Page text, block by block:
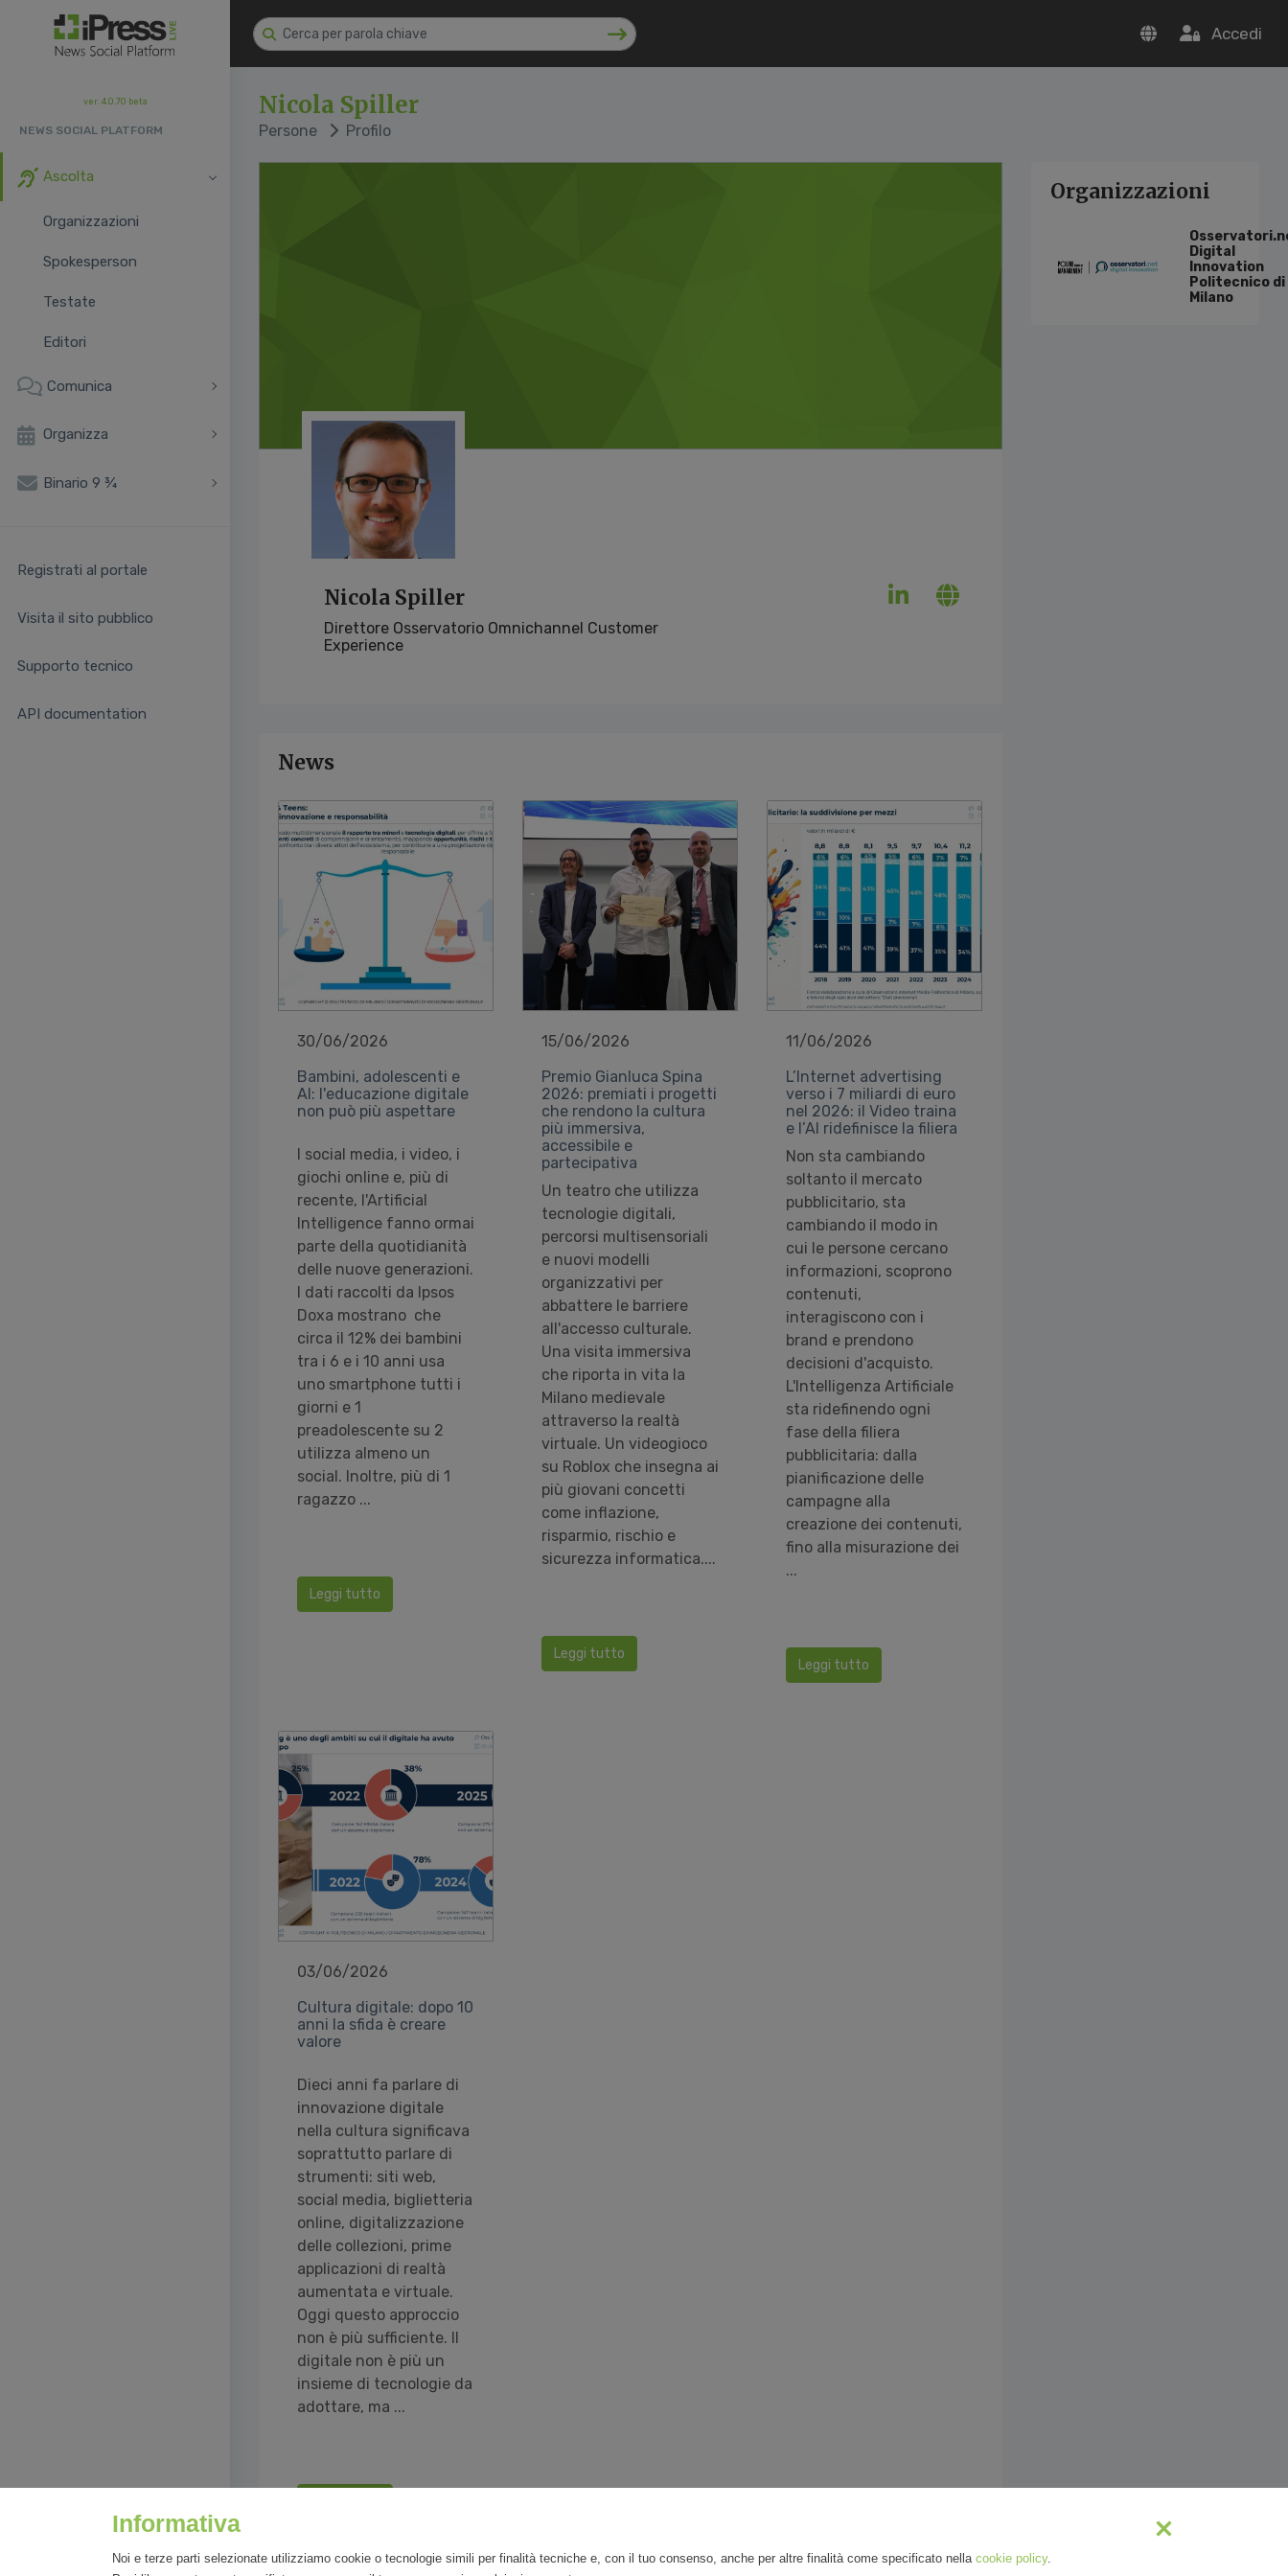
Accedi
ver. 4.0.70 beta
NEWS SOCIAL PLATFORM
Ascolta
Organizzazioni
Spokesperson
Testate
Editori
Comunica
Organizza
Binario 9 ¾
Registrati al portale
Visita il sito pubblico
Supporto tecnico
API documentation
Nicola Spiller
Persone Profilo
Nicola Spiller
Direttore Osservatorio Omnichannel Customer
Experience
News
30/06/2026
Bambini, adolescenti e
AI: l'educazione digitale
non può più aspettare
I social media, i video, i
giochi online e, più di
recente, l'Artificial
Intelligence fanno ormai
parte della quotidianità
delle nuove generazioni.
I dati raccolti da Ipsos
Doxa mostrano che
circa il 12% dei bambini
tra i 6 e i 10 anni usa
uno smartphone tutti i
giorni e 1
preadolescente su 2
utilizza almeno un
social. Inoltre, più di 1
ragazzo ...
Leggi tutto
15/06/2026
Premio Gianluca Spina
2026: premiati i progetti
che rendono la cultura
più immersiva,
accessibile e
partecipativa
Un teatro che utilizza
tecnologie digitali,
percorsi multisensoriali
e nuovi modelli
organizzativi per
abbattere le barriere
all'accesso culturale.
Una visita immersiva
che riporta in vita la
Milano medievale
attraverso la realtà
virtuale. Un videogioco
su Roblox che insegna ai
più giovani concetti
come inflazione,
risparmio, rischio e
sicurezza informatica....
Leggi tutto
11/06/2026
L’Internet advertising
verso i 7 miliardi di euro
nel 2026: il Video traina
e l’AI ridefinisce la filiera
Non sta cambiando
soltanto il mercato
pubblicitario, sta
cambiando il modo in
cui le persone cercano
informazioni, scoprono
contenuti,
interagiscono con i
brand e prendono
decisioni d'acquisto.
L'Intelligenza Artificiale
sta ridefinendo ogni
fase della filiera
pubblicitaria: dalla
pianificazione delle
campagne alla
creazione dei contenuti,
fino alla misurazione dei
...
Leggi tutto
03/06/2026
Cultura digitale: dopo 10
anni la sfida è creare
valore
Dieci anni fa parlare di
innovazione digitale
nella cultura significava
soprattutto parlare di
strumenti: siti web,
social media, biglietteria
online, digitalizzazione
delle collezioni, prime
applicazioni di realtà
aumentata e virtuale.
Oggi questo approccio
non è più sufficiente. Il
digitale non è più un
insieme di tecnologie da
adottare, ma ...
Organizzazioni
Digital
Innovation
Politecnico di
Milano
Informativa
Noi e terze parti selezionate utilizziamo cookie o tecnologie simili per finalità tecniche e, con il tuo consenso, anche per altre finalità come specificato nella cookie policy.